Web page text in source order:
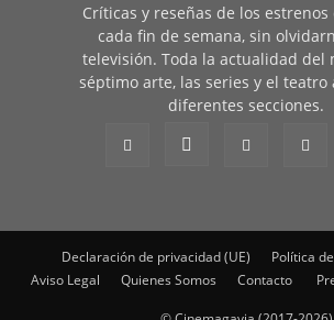
Críticas y reseñas de los estrenos
cada fin de semana, sin
televisión. Toda la actualidad del
séptimo arte, las series y el teatro
diferentes secciones.
Declaración de privacidad (UE)
Política
Aviso Legal
Quienes Somos Contacto